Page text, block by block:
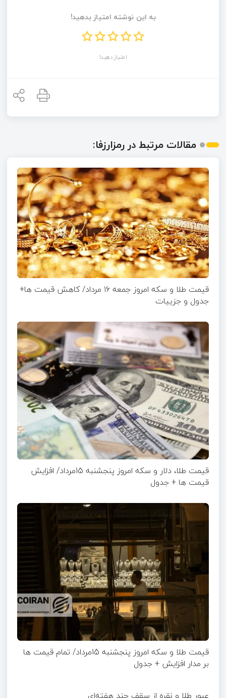
به این نوشته امتیاز بدهید!
امتیاز دهید!
مقالات مرتبط در رمزارزفا:
قیمت طلا و سکه امروز جمعه ۱۶ مرداد/ کاهش قیمت ها+
جدول و جزییات
قیمت طلا، دلار و سکه امروز پنجشنبه 15مرداد/ افزایش
قیمت ها + جدول
قیمت طلا و سکه امروز پنجشنبه 15مرداد/ تمام قیمت ها
بر مدار افزایش + جدول